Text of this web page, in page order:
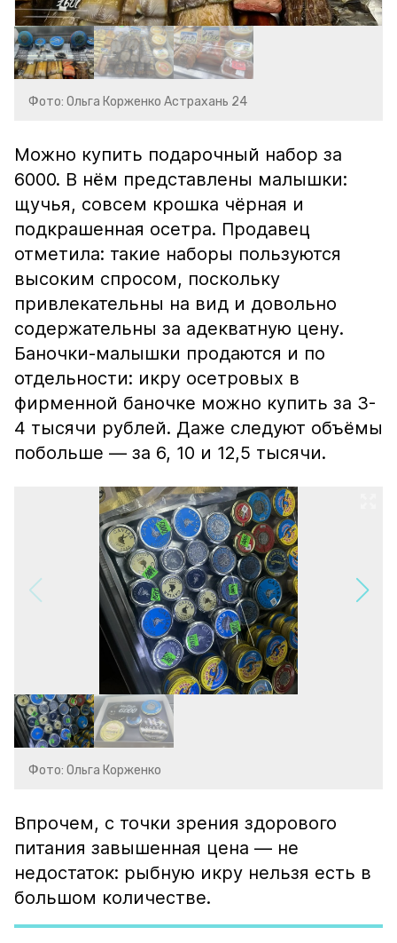
Фото: Ольга Корженко Астрахань 24
Можно купить подарочный набор за
6000. В нём представлены малышки:
щучья, совсем крошка чёрная и
подкрашенная осетра. Продавец
отметила: такие наборы пользуются
высоким спросом, поскольку
привлекательны на вид и довольно
содержательны за адекватную цену.
Баночки-малышки продаются и по
отдельности: икру осетровых в
фирменной баночке можно купить за 3-
4 тысячи рублей. Даже следуют объёмы
побольше — за 6, 10 и 12,5 тысячи.
Фото: Ольга Корженко
Впрочем, с точки зрения здорового
питания завышенная цена — не
недостаток: рыбную икру нельзя есть в
большом количестве.